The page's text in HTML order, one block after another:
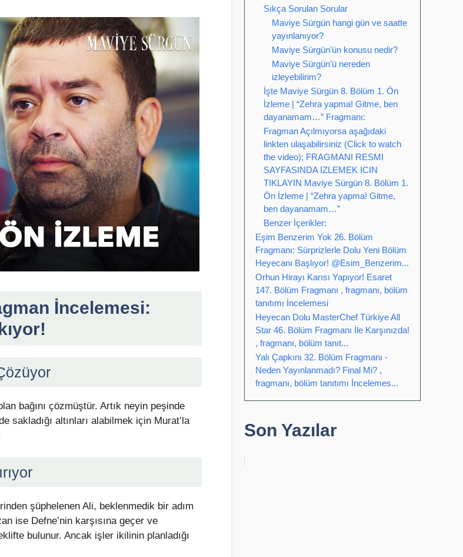
İncelemesi:
bağını çözmüştür. Artık neyin peşinde
sakladığı altınları alabilmek için Murat’la
şüphelenen Ali, beklenmedik bir adım
ise Defne’nin karşısına geçer ve
bulunur. Ancak işler ikilinin planladığı
Sıkça Sorulan Sorular
Maviye Sürgün hangi gün ve saatte
yayınlanıyor?
Maviye Sürgün’ün konusu nedir?
Maviye Sürgün’ü nereden
izleyebilirim?
İşte Maviye Sürgün 8. Bölüm 1. Ön
İzleme | “Zehra yapma! Gitme, ben
dayanamam…” Fragmanı:
Fragman Açılmıyorsa aşağıdaki
linkten ulaşabilirsiniz (Click to watch
the video); FRAGMANI RESMI
SAYFASINDA IZLEMEK ICIN
TIKLAYIN Maviye Sürgün 8. Bölüm 1.
Ön İzleme | “Zehra yapma! Gitme,
ben dayanamam…”
Benzer İçerikler:
Eşim Benzerim Yok 26. Bölüm
Fragmanı: Sürprizlerle Dolu Yeni Bölüm
Heyecanı Başlıyor! @Esim_Benzerim...
Orhun Hirayı Karısı Yapıyor! Esaret
147. Bölüm Fragmanı , fragmanı, bölüm
tanıtımı İncelemesi
Heyecan Dolu MasterChef Türkiye All
Star 46. Bölüm Fragmanı İle Karşınızda!
, fragmanı, bölüm tanıt...
Yalı Çapkını 32. Bölüm Fragmanı -
Neden Yayınlanmadı? Final Mi? ,
fragmanı, bölüm tanıtımı İncelemes...
Son Yazılar